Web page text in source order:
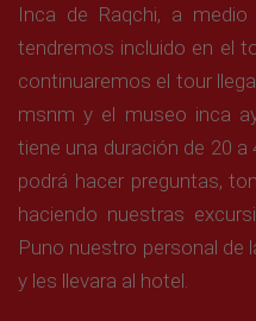
Inca de Raqchi, a
tendremos incluido en el
continuaremos el tour
msnm y el museo inca
tiene una duración de 20
podrá hacer preguntas,
haciendo nuestras
Puno nuestro personal de
y les llevara al hotel.